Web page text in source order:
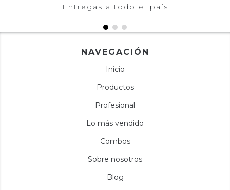
Entregas a todo el país
NAVEGACIÓN
Inicio
Productos
Profesional
Lo más vendido
Combos
Sobre nosotros
Blog